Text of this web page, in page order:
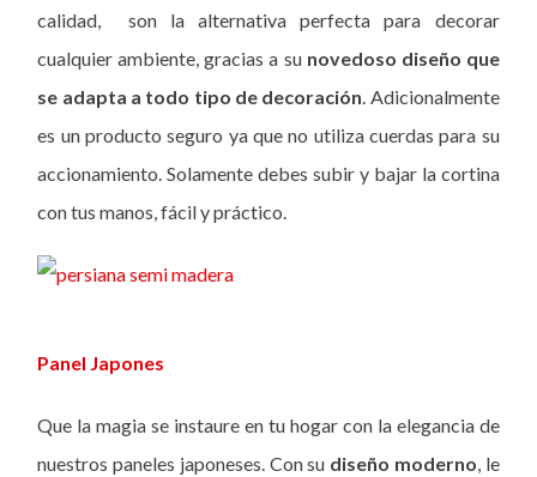
calidad, son la alternativa perfecta para decorar
cualquier ambiente, gracias a su novedoso diseño que
se adapta a todo tipo de decoración. Adicionalmente
es un producto seguro ya que no utiliza cuerdas para su
accionamiento. Solamente debes subir y bajar la cortina
con tus manos, fácil y práctico.
Panel Japones
Que la magia se instaure en tu hogar con la elegancia de
nuestros paneles japoneses. Con su diseño moderno, le